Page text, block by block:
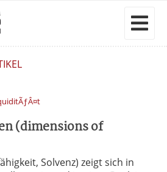
(dimensions of
Solvenz) zeigt sich in